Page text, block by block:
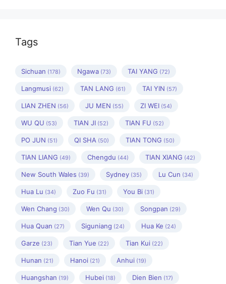
Tags
Sichuan (178) Ngawa (73) TAI YANG (72)
Langmusi (62) TAN LANG (61) TAI YIN (57)
LIAN ZHEN (56) JU MEN (55) ZI WEI (54)
WU QU (53) TIAN JI (52) TIAN FU (52)
PO JUN (51) QI SHA (50) TIAN TONG (50)
TIAN LIANG (49) Chengdu (44) TIAN XIANG (42)
New South Wales (39) Sydney (35) Lu Cun (34)
Hua Lu (34) Zuo Fu (31) You Bi (31)
Wen Chang (30) Wen Qu (30) Songpan (29)
Hua Quan (27) Siguniang (24) Hua Ke (24)
Garze (23) Tian Yue (22) Tian Kui (22)
Hunan (21) Hanoi (21) Anhui (19)
Huangshan (19) Hubei (18) Dien Bien (17)